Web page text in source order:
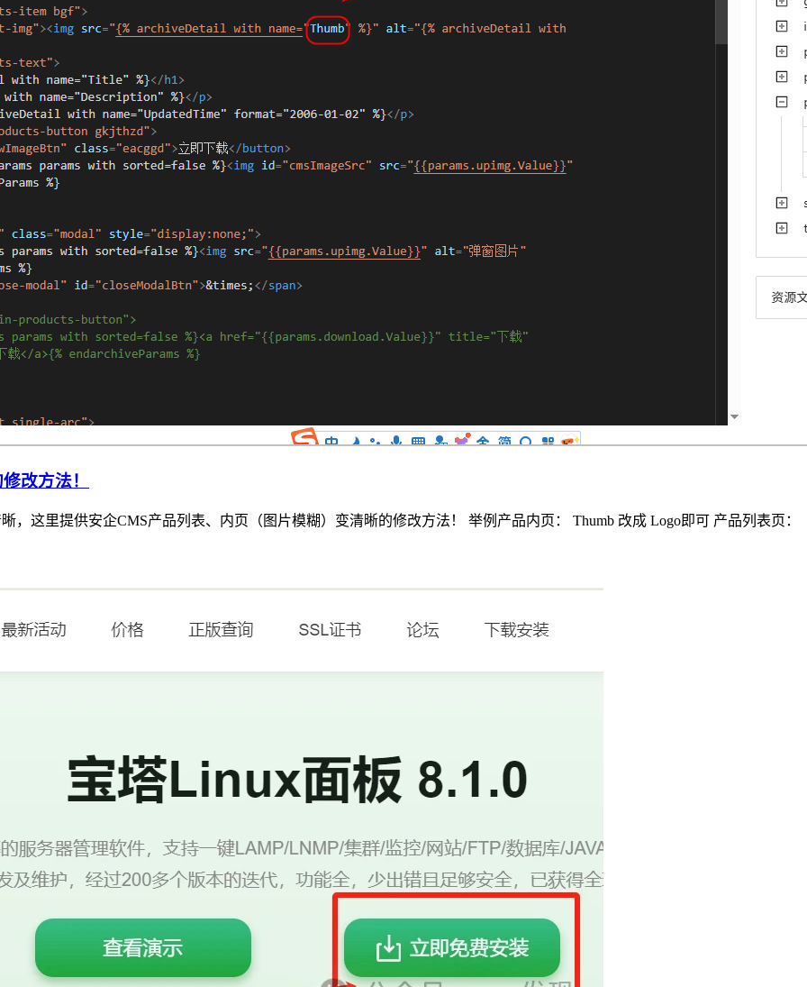
改方法！
，这里提供安企CMS产品列表、内页（图片模糊）变清晰的修改方法！ 举例产品内页： Thumb 改成 Logo即可 产品列表页：